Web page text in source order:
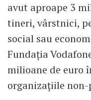
avut aproape 3
tineri, vârstnici,
social sau
Fundaţia
milioane de euro
organizaţiile